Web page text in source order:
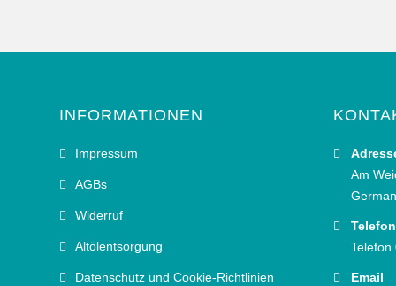
INFORMATIONEN
Impressum
AGBs
Widerruf
Altölentsorgung
Datenschutz und Cookie-Richtlinien
Am
Telefon
Email